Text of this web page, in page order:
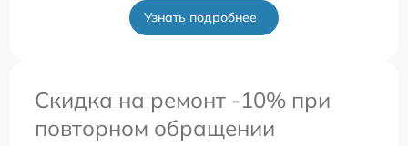
Узнать подробнее
Скидка на ремонт -10% при
повторном обращении